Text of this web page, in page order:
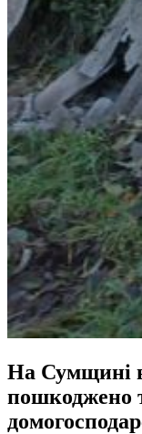
На Сумщині
пошкоджено